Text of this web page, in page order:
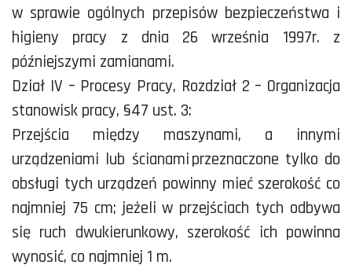
w sprawie ogólnych przepisów bezpieczeństwa i
higieny pracy z dnia 26 września 1997r. z
późniejszymi zamianami.
Dział IV – Procesy Pracy, Rozdział 2 – Organizacja
stanowisk pracy, §47 ust. 3:
Przejścia między maszynami, a innymi
urządzeniami lub ścianami przeznaczone tylko do
obsługi tych urządzeń powinny mieć szerokość co
najmniej 75 cm; jeżeli w przejściach tych odbywa
się ruch dwukierunkowy, szerokość ich powinna
wynosić, co najmniej 1 m.